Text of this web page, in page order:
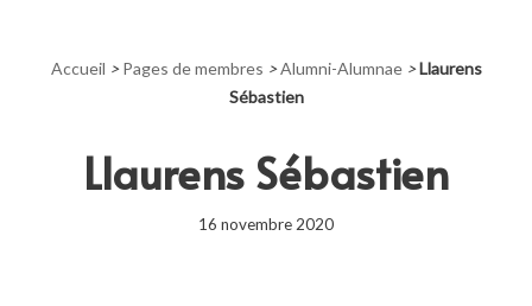
Accueil > Pages de membres > Alumni-Alumnae > Llaurens
Sébastien
Llaurens Sébastien
16 novembre 2020